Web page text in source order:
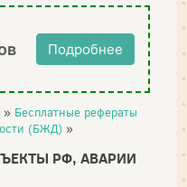
Подробнее
» Бесплатные рефераты
(БЖД) »
РФ, АВАРИИ